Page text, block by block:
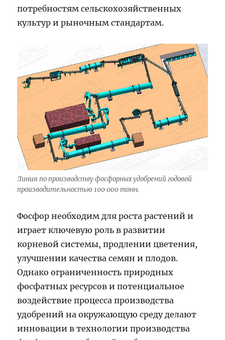
потребностям сельскохозяйственных
культур и рыночным стандартам.
Линия по производству фосфорных удобрений годовой
производительностью 100 000 тонн.
Фосфор необходим для роста растений и
играет ключевую роль в развитии
корневой системы, продлении цветения,
улучшении качества семян и плодов.
Однако ограниченность природных
фосфатных ресурсов и потенциальное
воздействие процесса производства
удобрений на окружающую среду делают
инновации в технологии производства